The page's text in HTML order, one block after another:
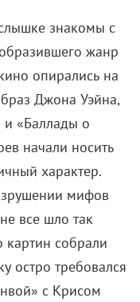
знакомы с
жанр
опирались на
Джона Уэйна,
и «Баллады о
начали носить
характер.
мифов
все шло так
картин собрали
остро требовался
с Крисом